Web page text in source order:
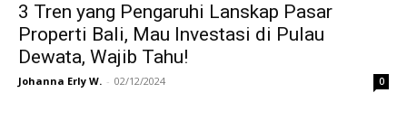
3 Tren yang Pengaruhi Lanskap Pasar
Properti Bali, Mau Investasi di Pulau
Dewata, Wajib Tahu!
Johanna Erly W. - 02/12/2024 0